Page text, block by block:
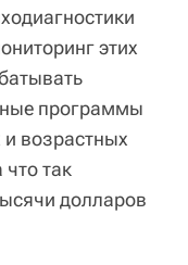
этих
программы
и возрастных
так
долларов